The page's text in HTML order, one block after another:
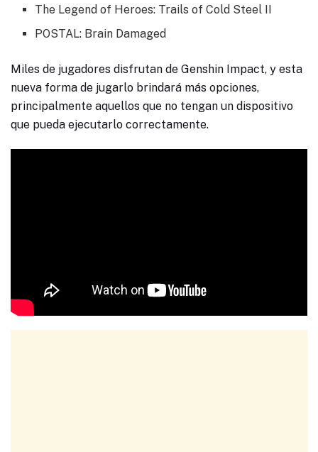
The Legend of Heroes: Trails of Cold Steel II
POSTAL: Brain Damaged
Miles de jugadores disfrutan de Genshin Impact, y esta
nueva forma de jugarlo brindará más opciones,
principalmente aquellos que no tengan un dispositivo
que pueda ejecutarlo correctamente.